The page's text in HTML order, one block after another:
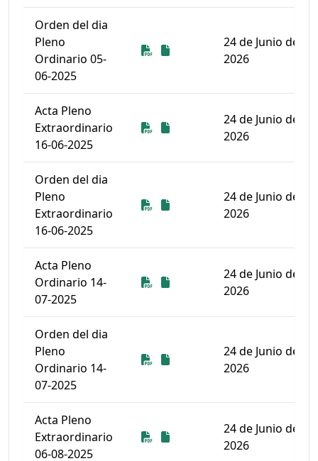
Orden del dia
Pleno
Ordinario 05-
06-2025
Descarga
Descarga
24 de Junio de
2026
Acta Pleno
Extraordinario
16-06-2025
Descarga
Descarga
24 de Junio de
2026
Orden del dia
Pleno
Extraordinario
16-06-2025
Descarga
Descarga
24 de Junio de
2026
Acta Pleno
Ordinario 14-
07-2025
Descarga
Descarga
24 de Junio de
2026
Orden del dia
Pleno
Ordinario 14-
07-2025
Descarga
Descarga
24 de Junio de
2026
Acta Pleno
Extraordinario
06-08-2025
Descarga
Descarga
24 de Junio de
2026